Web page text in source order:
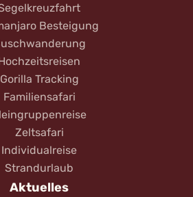
Besteigung
Gorilla Tracking
Familiensafari
Zeltsafari
Individualreise
Strandurlaub
Aktuelles